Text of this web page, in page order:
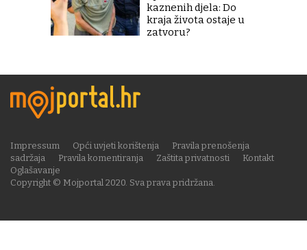
kaznenih djela: Do
kraja života ostaje u
zatvoru?
Copyright © Mojportal 2020. Sva prava pridržana.
Impressum Opći uvjeti korištenja
Pravila prenošenja
sadržaja
Pravila komentiranja Zaštita privatnosti
Kontakt
Oglašavanje